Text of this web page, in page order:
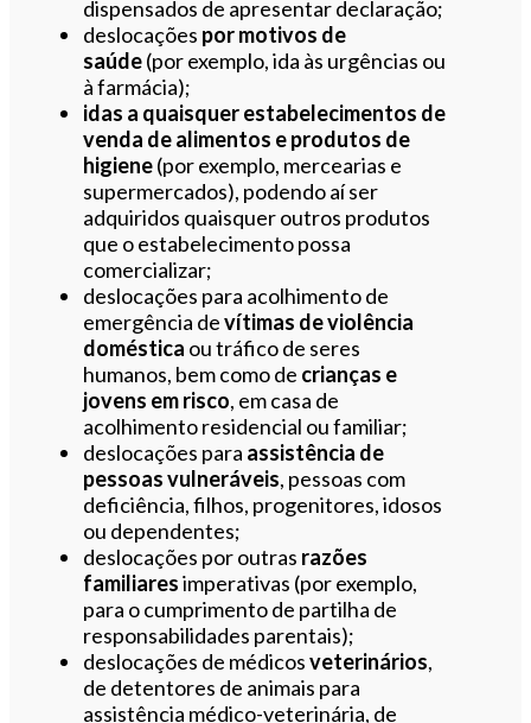
dispensados de apresentar declaração;
deslocações por motivos de
saúde(por exemplo, ida às urgências ou
à farmácia);
idas a quaisquer estabelecimentos de
venda de alimentos e produtos de
higiene(por exemplo, mercearias e
supermercados), podendo aí ser
adquiridos quaisquer outros produtos
que o estabelecimento possa
comercializar;
deslocações para acolhimento de
emergência devítimas de violência
doméstica ou tráfico de seres
humanos, bem como de crianças e
jovens em risco, em casa de
acolhimento residencial ou familiar;
deslocações para assistência de
pessoas vulneráveis, pessoas com
deficiência, filhos, progenitores, idosos
ou dependentes;
deslocações por outras razões
familiaresimperativas (por exemplo,
para o cumprimento de partilha de
responsabilidades parentais);
deslocações de médicosveterinários,
de detentores de animais para
assistência médico-veterinária, de